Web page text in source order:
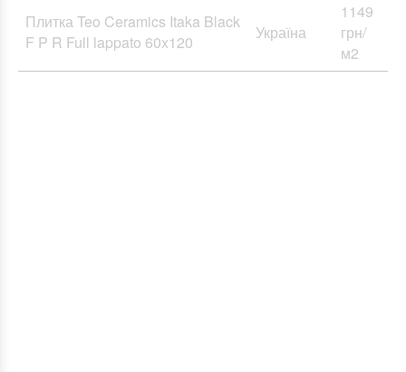
Плитка Teo Ceramics Itaka Black
F P R Full lappato 60x120
Україна
1149
грн/
м2